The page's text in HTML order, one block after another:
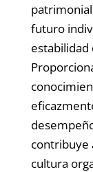
futuro
estabilidad
contribuye
cultura